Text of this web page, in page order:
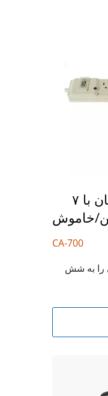
پاور بار محافظ نوسان با ۷
خاموش
CA-700
را به شش